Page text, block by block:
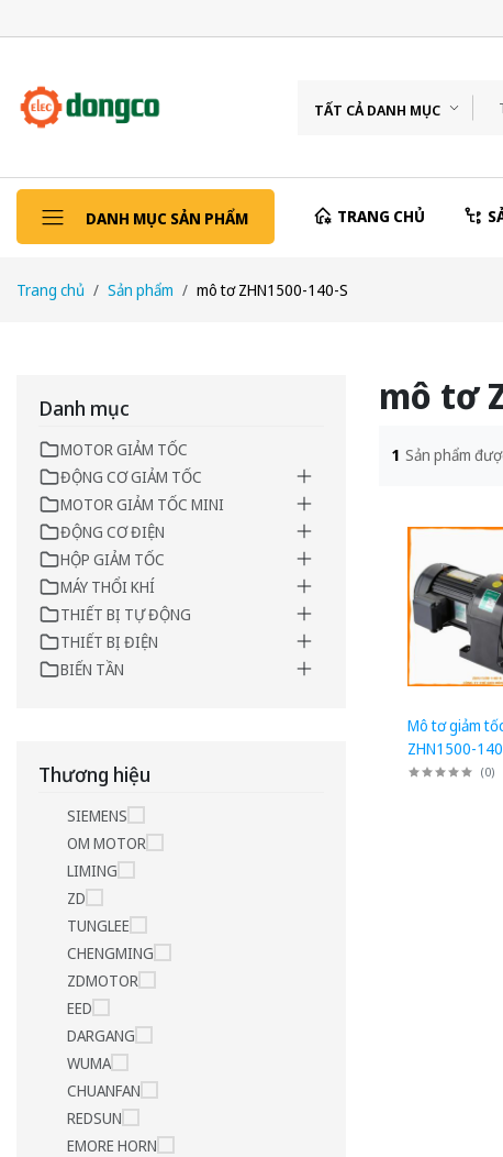
TẤT CẢ DANH MỤC
DANH MỤC SẢN PHẨM TRANG CHỦ
Trang chủ Sản phẩm mô tơ ZHN1500-140-S
Danh mục
MOTOR GIẢM TỐC
ĐỘNG CƠ GIẢM TỐC
MOTOR GIẢM TỐC MINI
ĐỘNG CƠ ĐIỆN
HỘP GIẢM TỐC
MÁY THỔI KHÍ
THIẾT BỊ TỰ ĐỘNG
THIẾT BỊ ĐIỆN
BIẾN TẦN
Thương hiệu
SIEMENS
OM MOTOR
LIMING
ZD
TUNGLEE
CHENGMING
ZDMOTOR
EED
DARGANG
WUMA
CHUANFAN
REDSUN
EMORE HORN
mô tơ
1 Sản phẩm
Mô tơ giảm
ZHN1500-
suất 1500W(0)